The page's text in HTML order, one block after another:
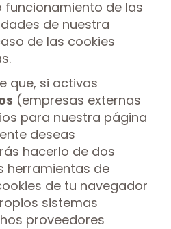
de las
de nuestra
de las cookies
que, si activas
(empresas externas
para nuestra página
deseas
hacerlo de dos
herramientas de
de tu navegador
sistemas
proveedores